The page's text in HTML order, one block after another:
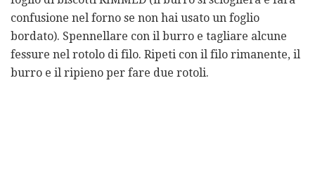
confusione nel forno se non hai usato un foglio
bordato). Spennellare con il burro e tagliare alcune
fessure nel rotolo di filo. Ripeti con il filo rimanente, il
burro e il ripieno per fare due rotoli.